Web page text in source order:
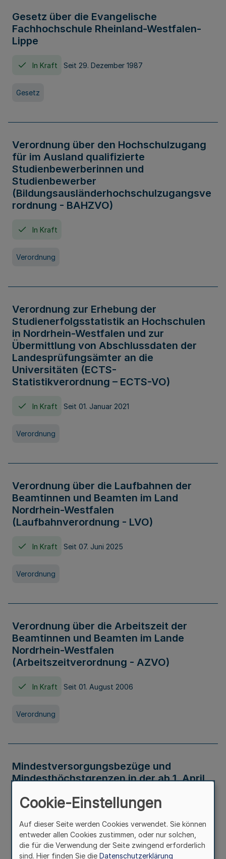
Gesetz über die Evangelische
Fachhochschule Rheinland-Westfalen-
Lippe
In Kraft Seit 29. Dezember 1987
Gesetz
Verordnung über den Hochschulzugang
für im Ausland qualifizierte
Studienbewerberinnen und
Studienbewerber
(Bildungsausländerhochschulzugangsve
rordnung - BAHZVO)
In Kraft
Verordnung
Verordnung zur Erhebung der
Studienerfolgsstatistik an Hochschulen
in Nordrhein-Westfalen und zur
Übermittlung von Abschlussdaten der
Landesprüfungsämter an die
Universitäten (ECTS-
Statistikverordnung – ECTS-VO)
In Kraft Seit 01. Januar 2021
Verordnung
Verordnung über die Laufbahnen der
Beamtinnen und Beamten im Land
Nordrhein-Westfalen
(Laufbahnverordnung - LVO)
In Kraft Seit 07. Juni 2025
Verordnung
Verordnung über die Arbeitszeit der
Beamtinnen und Beamten im Lande
Nordrhein-Westfalen
(Arbeitszeitverordnung - AZVO)
In Kraft Seit 01. August 2006
Verordnung
Mindestversorgungsbezüge und
Mindesthöchstgrenzen in der ab 1. April
Verwaltungsvorschrift
Cookie-Einstellungen
Auf dieser Seite werden Cookies verwendet. Sie können
entweder allen Cookies zustimmen, oder nur solchen,
die für die Verwendung der Seite zwingend erforderlich
sind. Hier finden Sie die Datenschutzerklärung